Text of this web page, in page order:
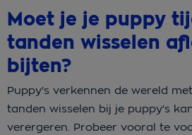
Moet je je puppy
tanden wisselen
bijten?
Puppy's verkennen de wereld
tanden wisselen bij je puppy's
verergeren. Probeer vooral te